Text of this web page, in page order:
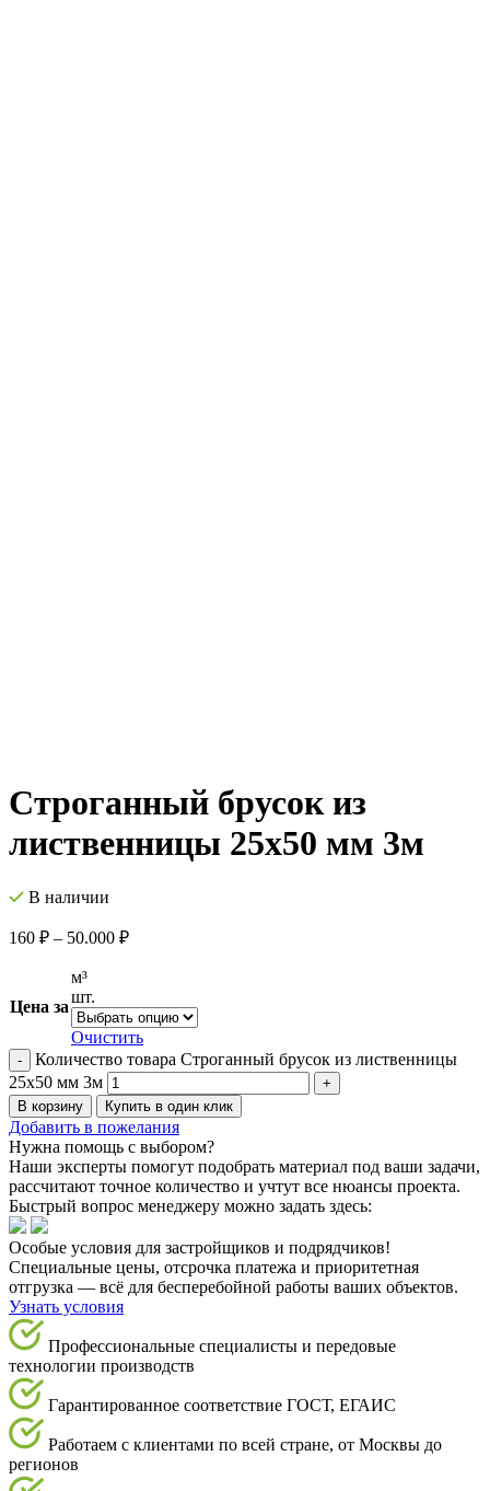
Строганный брусок из
лиственницы 25х50 мм 3м
В наличии
160 ₽ – 50.000 ₽
Цена за
м³
шт.
Очистить
Количество товара Строганный брусок из лиственницы
25х50 мм 3м
В корзину Купить в один клик
Добавить в пожелания
Нужна помощь с выбором?
Наши эксперты помогут подобрать материал под ваши задачи,
рассчитают точное количество и учтут все нюансы проекта.
Быстрый вопрос менеджеру можно задать здесь:
Особые условия для застройщиков и подрядчиков!
Специальные цены, отсрочка платежа и приоритетная
отгрузка — всё для бесперебойной работы ваших объектов.
Узнать условия
Профессиональные специалисты и передовые
технологии производств
Гарантированное соответствие ГОСТ, ЕГАИС
Работаем с клиентами по всей стране, от Москвы до
регионов